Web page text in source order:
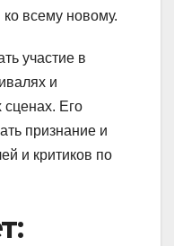
ко всему новому.
участие в
и
сценах. Его
признание и
и критиков по